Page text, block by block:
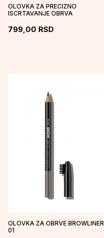
OLOVKA ZA PRECIZNO
ISCRTAVANJE OBRVA
799,00 RSD
OLOVKA ZA OBRVE BROWLINER
01